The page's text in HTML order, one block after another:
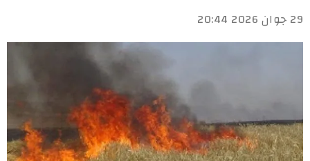
29 جوان 2026 20:44